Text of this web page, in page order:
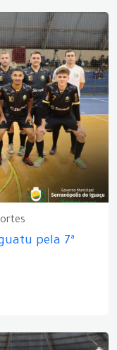
pela 7ª